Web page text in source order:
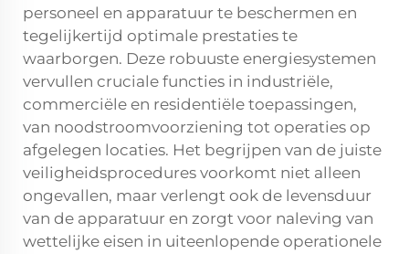
personeel en apparatuur te beschermen en
tegelijkertijd optimale prestaties te
waarborgen. Deze robuuste energiesystemen
vervullen cruciale functies in industriële,
commerciële en residentiële toepassingen,
van noodstroomvoorziening tot operaties op
afgelegen locaties. Het begrijpen van de juiste
veiligheidsprocedures voorkomt niet alleen
ongevallen, maar verlengt ook de levensduur
van de apparatuur en zorgt voor naleving van
wettelijke eisen in uiteenlopende operationele